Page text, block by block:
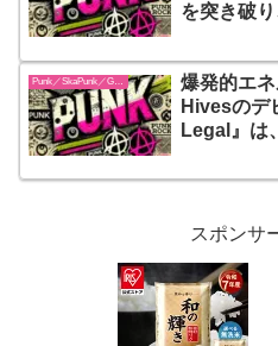
を突き破
さが同居
らを単なる
超えて鳴
た瞬間が
爆発的エ
Hivesのデ
Legal』は
カルと破
スポンサ